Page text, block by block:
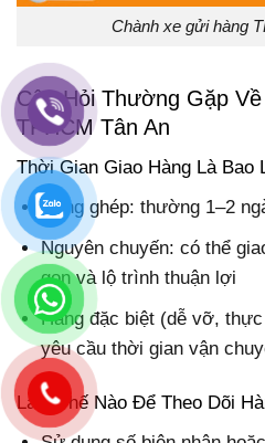
Chành xe gửi hàng
Câu Hỏi Thường Gặp
TPHCM Tân An
Thời Gian Giao Hàng Là Bao
Hàng ghép: thường 1–2
Nguyên chuyến: có thể
gọn và lộ trình thuận lợi
Hàng đặc biệt (dễ vỡ,
yêu cầu thời gian vận
Làm Thế Nào Để Theo Dõi